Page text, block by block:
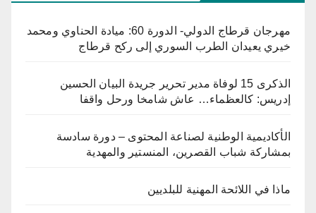
مهرجان قرطاج الدولي- الدورة 60: ميادة الحناوي ومحمد
خيري يعيدان الطرب السوري إلى ركح قرطاج
الذكرى 15 لوفاة مدير تحرير جريدة البيان الحسين
إدريس: كالعظماء… عاش شامخا ورحل واقفا
الأكاديمية الوطنية لصناعة المحتوى – دورة سادسة
بمشاركة شباب القصرين، المنستير والمهدية
ماذا في اللائحة المهنية للبلديين